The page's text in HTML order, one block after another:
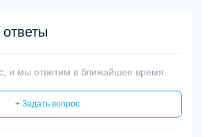
и мы ответим в ближайшее время.
+ Задать вопрос